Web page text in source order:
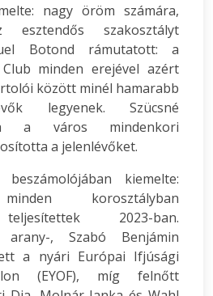
nagy öröm számára,
szakosztályt
Botond rámutatott: a
minden erejével azért
között minél hamarabb
legyenek. Szücsné
a város mindenkori
a jelenlévőket.
beszámolójában kiemelte:
korosztályban
2023-ban.
arany-, Szabó Benjámin
a nyári Európai Ifjúsági
(EYOF), míg felnőtt